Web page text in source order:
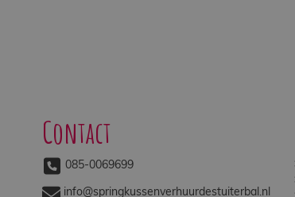
Contact
085-0069699
info@springkussenverhuurdestuiterbal.nl